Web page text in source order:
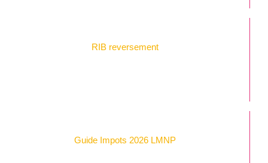
RIB reversement
Guide Impots 2026 LMNP